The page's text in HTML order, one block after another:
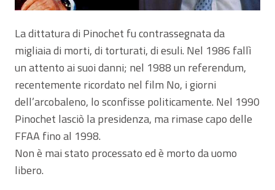
La dittatura di Pinochet fu contrassegnata da
migliaia di morti, di torturati, di esuli. Nel 1986 fallì
un attento ai suoi danni; nel 1988 un referendum,
recentemente ricordato nel film No, i giorni
dell’arcobaleno, lo sconfisse politicamente. Nel 1990
Pinochet lasciò la presidenza, ma rimase capo delle
FFAA fino al 1998.
Non è mai stato processato ed è morto da uomo
libero.